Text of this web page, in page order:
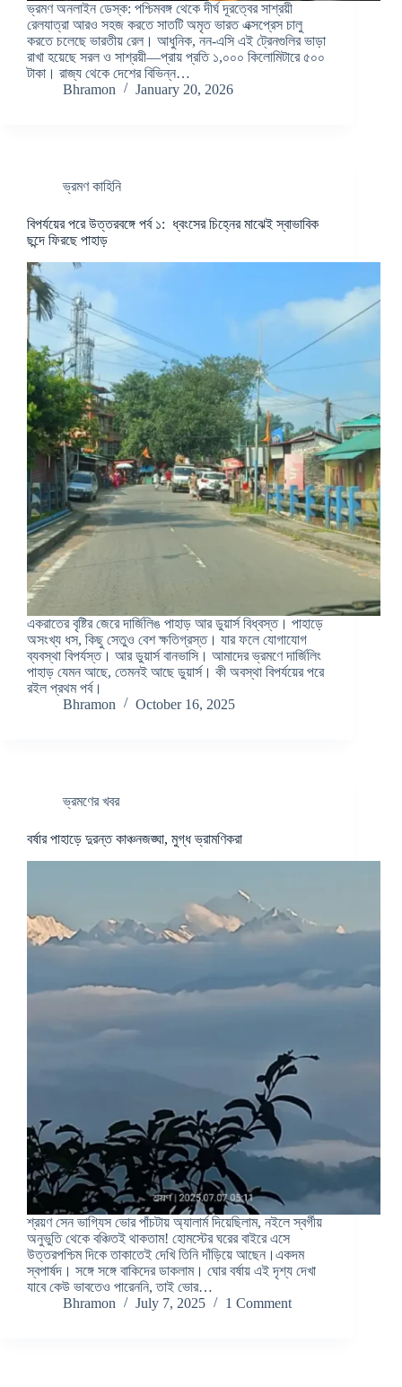
ভ্রমণ অনলাইন ডেস্ক: পশ্চিমবঙ্গ থেকে দীর্ঘ দূরত্বের সাশ্রয়ী
রেলযাত্রা আরও সহজ করতে সাতটি অমৃত ভারত এক্সপ্রেস চালু
করতে চলেছে ভারতীয় রেল। আধুনিক, নন-এসি এই ট্রেনগুলির ভাড়া
রাখা হয়েছে সরল ও সাশ্রয়ী—প্রায় প্রতি ১,০০০ কিলোমিটারে ৫০০
টাকা। রাজ্য থেকে দেশের বিভিন্ন…
Bhramon
January 20, 2026
ভ্রমণ কাহিনি
বিপর্যয়ের পরে উত্তরবঙ্গে পর্ব ১: ধ্বংসের চিহ্নের মাঝেই স্বাভাবিক
ছন্দে ফিরছে পাহাড়
একরাতের বৃষ্টির জেরে দার্জিলিঙ পাহাড় আর ডুয়ার্স বিধ্বস্ত। পাহাড়ে
অসংখ্য ধস, কিছু সেতুও বেশ ক্ষতিগ্রস্ত। যার ফলে যোগাযোগ
ব্যবস্থা বিপর্যস্ত। আর ডুয়ার্স বানভাসি। আমাদের ভ্রমণে দার্জিলিং
পাহাড় যেমন আছে, তেমনই আছে ডুয়ার্স। কী অবস্থা বিপর্যয়ের পরে
রইল প্রথম পর্ব।
Bhramon
October 16, 2025
ভ্রমণের খবর
বর্ষার পাহাড়ে দুরন্ত কাঞ্চনজঙ্ঘা, মুগ্ধ ভ্রামণিকরা
শ্রয়ণ সেন ভাগ্যিস ভোর পাঁচটায় অ্যালার্ম দিয়েছিলাম, নইলে স্বর্গীয়
অনুভুতি থেকে বঞ্চিতই থাকতাম! হোমস্টের ঘরের বাইরে এসে
উত্তরপশ্চিম দিকে তাকাতেই দেখি তিনি দাঁড়িয়ে আছেন।একদম
স্বপার্ষদ। সঙ্গে সঙ্গে বাকিদের ডাকলাম। ঘোর বর্ষায় এই দৃশ্য দেখা
যাবে কেউ ভাবতেও পারেননি, তাই ভোর…
Bhramon
July 7, 2025 1 Comment